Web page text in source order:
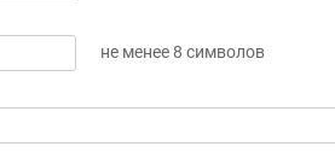
не менее 8 символов